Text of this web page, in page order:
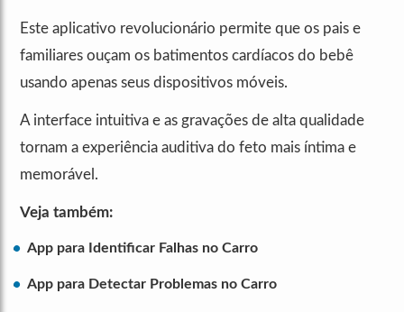
Este aplicativo revolucionário permite que os pais e
familiares ouçam os batimentos cardíacos do bebê
usando apenas seus dispositivos móveis.
A interface intuitiva e as gravações de alta qualidade
tornam a experiência auditiva do feto mais íntima e
memorável.
Veja também:
App para Identificar Falhas no Carro
App para Detectar Problemas no Carro